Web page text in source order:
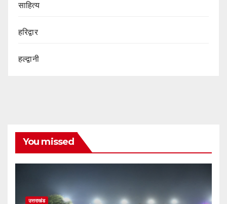
साहित्य
हरिद्वार
हल्द्वानी
You missed
उत्तराखंड